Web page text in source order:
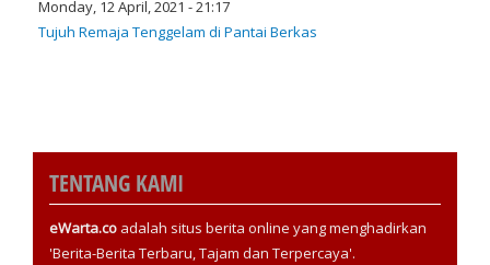
Monday, 12 April, 2021 - 21:17
Tujuh Remaja Tenggelam di Pantai Berkas
TENTANG KAMI
eWarta.co adalah situs berita online yang menghadirkan
'Berita-Berita Terbaru, Tajam dan Terpercaya'.